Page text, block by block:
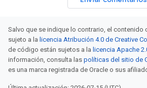
Salvo que se indique lo contrario, el contenido
sujeto a la licencia Atribución 4.0 de Creative
de código están sujetos a la licencia Apache
información, consulta las políticas del sitio de
es una marca registrada de Oracle o sus